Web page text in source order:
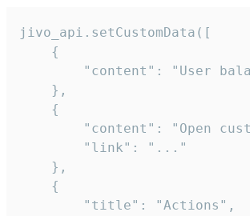
jivo_api.setCustomData([
    {
"content": "User
    },
    {
"content": "Open
        "link": "..."
    },
    {
        "title": "Actions",